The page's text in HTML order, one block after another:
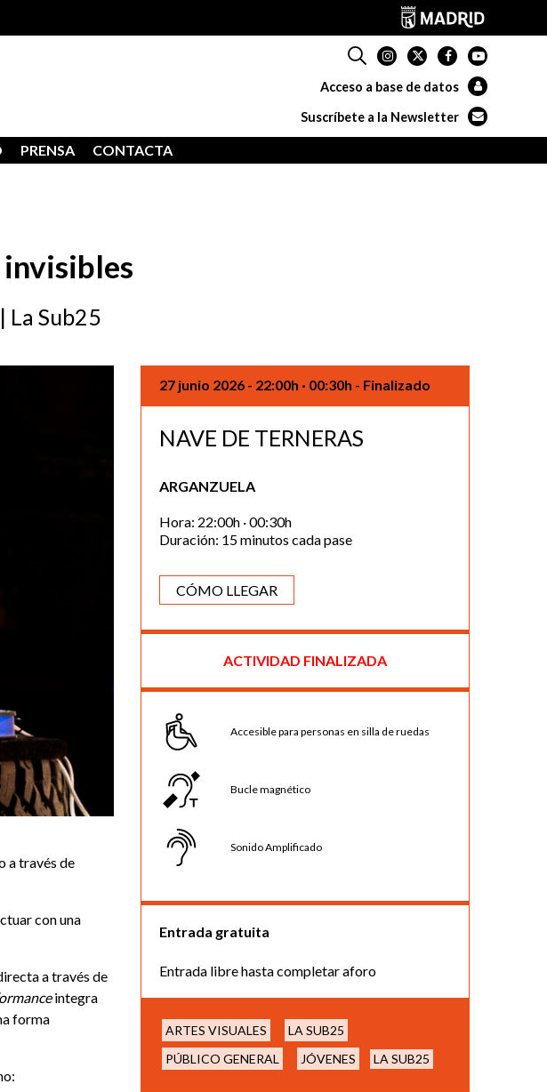
Acceso a base de datos
Suscríbete a la Newsletter
PRENSA CONTACTA
invisibles
Sub25
a través de
con una
a través de
integra
forma
27 junio 2026 - 22:00h · 00:30h - Finalizado
NAVE DE TERNERAS
ARGANZUELA
Hora: 22:00h · 00:30h
Duración: 15 minutos cada pase
CÓMO LLEGAR
ACTIVIDAD FINALIZADA
Accesible para personas en silla de ruedas
Bucle magnético
Sonido Amplificado
Entrada gratuita
Entrada libre hasta completar aforo
ARTES VISUALES
LA SUB25
PÚBLICO GENERAL
JÓVENES LA SUB25